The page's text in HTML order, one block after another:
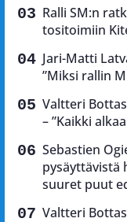
Ralli SM:n
tositoimiin
Jari-Matti
”Miksi rallin
Valtteri
– ”Kaikki
Sebastien
pysäyttävistä
suuret puut
Valtteri